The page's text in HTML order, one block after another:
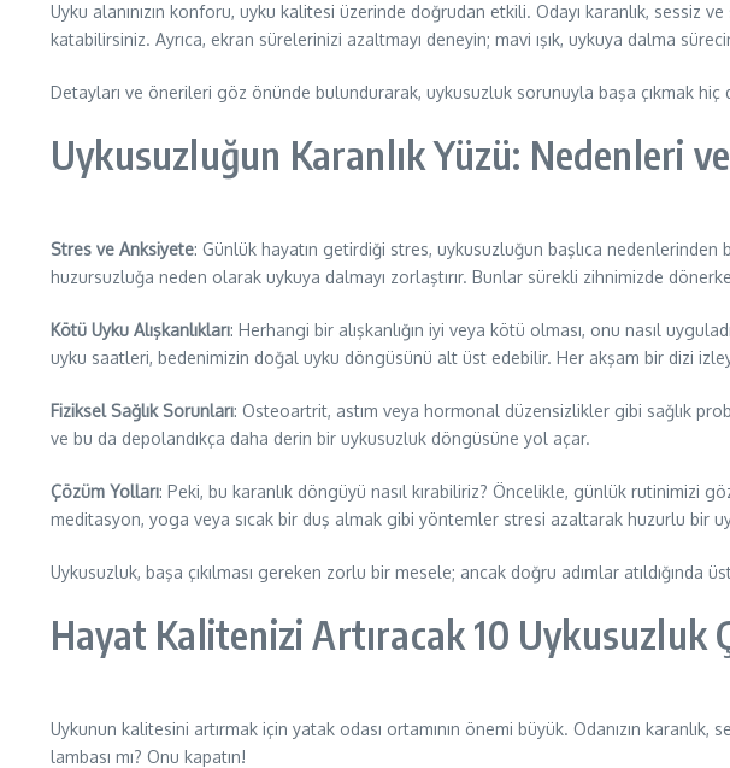
Uyku alanınızın konforu, uyku kalitesi üzerinde doğrudan etkili. Odayı karanlık, sessiz
katabilirsiniz. Ayrıca, ekran sürelerinizi azaltmayı deneyin; mavi ışık, uykuya dalma
Detayları ve önerileri göz önünde bulundurarak, uykusuzluk sorunuyla başa çıkmak
Uykusuzluğun Karanlık Yüzü: Nedenleri
Stres ve Anksiyete: Günlük hayatın getirdiği stres, uykusuzluğun başlıca nedenlerinden
huzursuzluğa neden olarak uykuya dalmayı zorlaştırır. Bunlar sürekli zihnimizde
Kötü Uyku Alışkanlıkları: Herhangi bir alışkanlığın iyi veya kötü olması, onu nasıl
uyku saatleri, bedenimizin doğal uyku döngüsünü alt üst edebilir. Her akşam bir dizi
Fiziksel Sağlık Sorunları: Osteoartrit, astım veya hormonal düzensizlikler gibi sağlık
ve bu da depolandıkça daha derin bir uykusuzluk döngüsüne yol açar.
Çözüm Yolları: Peki, bu karanlık döngüyü nasıl kırabiliriz? Öncelikle, günlük rutinimizi
meditasyon, yoga veya sıcak bir duş almak gibi yöntemler stresi azaltarak huzurlu bir
Uykusuzluk, başa çıkılması gereken zorlu bir mesele; ancak doğru adımlar
Hayat Kalitenizi Artıracak 10 Uykusuzluk
Uykunun kalitesini artırmak için yatak odası ortamının önemi büyük. Odanızın
lambası mı? Onu kapatın!